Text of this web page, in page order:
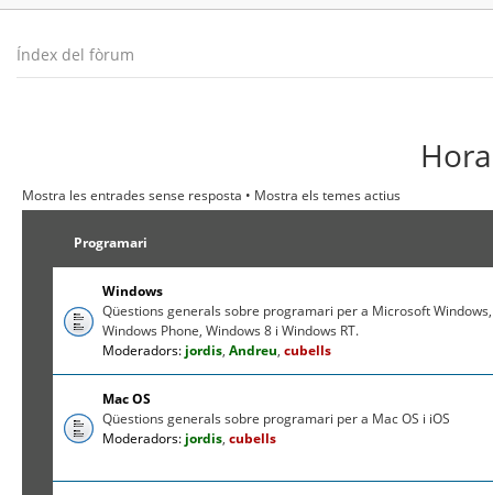
Índex del fòrum
Mostra les entrades sense resposta • Mostra els temes actius
Programari
Windows
Qüestions generals sobre programari per a Microsoft Windows,
Windows Phone, Windows 8 i Windows RT.
Moderadors: jordis,Andreu,cubells
Mac OS
Qüestions generals sobre programari per a Mac OS i iOS
Moderadors: jordis,cubells